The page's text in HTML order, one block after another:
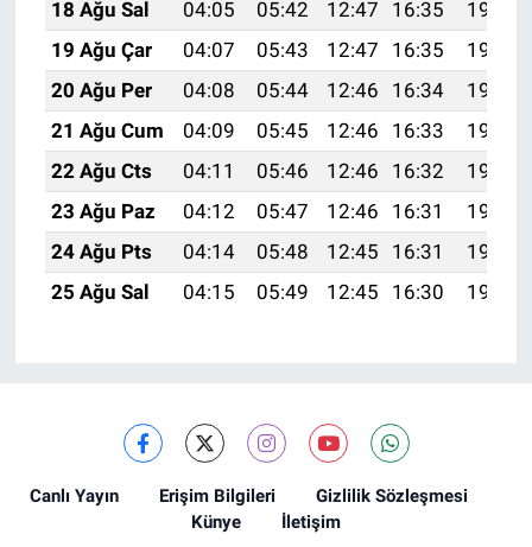
18 Ağu Sal
04:05 05:42 12:47 16:35
19:42
19 Ağu Çar
04:07 05:43 12:47 16:35
19:40
20 Ağu Per
04:08 05:44 12:46 16:34
19:39
21 Ağu Cum
04:09 05:45 12:46 16:33
19:37
22 Ağu Cts
04:11 05:46 12:46 16:32
19:36
23 Ağu Paz
04:12 05:47 12:46 16:31
19:34
24 Ağu Pts
04:14 05:48 12:45 16:31
19:32
25 Ağu Sal
04:15 05:49 12:45 16:30 19:31
Canlı Yayın Erişim Bilgileri
Gizlilik Sözleşmesi
Künye
İletişim